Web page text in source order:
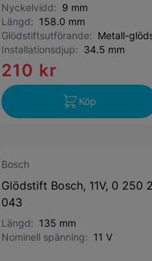
Nyckelvidd: 9 mm
Längd: 158.0 mm
Glödstiftsutförande: Metall-
Installationsdjup: 34.5 mm
210 kr
Köp
Bosch
Glödstift Bosch, 11V, 0 250
043
Längd: 135 mm
Nominell spänning: 11 V